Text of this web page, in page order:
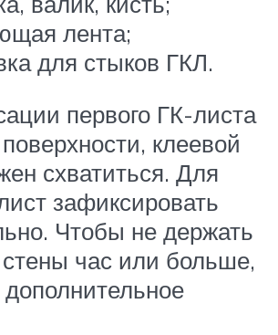
лента;
для стыков ГКЛ.
первого ГК-листа
клеевой
схватиться. Для
зафиксировать
Чтобы не держать
час или больше,